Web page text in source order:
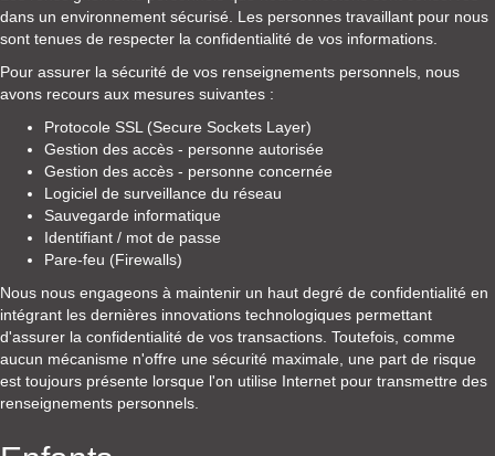
dans un environnement sécurisé. Les personnes travaillant pour nous
sont tenues de respecter la confidentialité de vos informations.
Pour assurer la sécurité de vos renseignements personnels, nous
avons recours aux mesures suivantes :
Protocole SSL (Secure Sockets Layer)
Gestion des accès - personne autorisée
Gestion des accès - personne concernée
Logiciel de surveillance du réseau
Sauvegarde informatique
Identifiant / mot de passe
Pare-feu (Firewalls)
Nous nous engageons à maintenir un haut degré de confidentialité en
intégrant les dernières innovations technologiques permettant
d'assurer la confidentialité de vos transactions. Toutefois, comme
aucun mécanisme n'offre une sécurité maximale, une part de risque
est toujours présente lorsque l'on utilise Internet pour transmettre des
renseignements personnels.